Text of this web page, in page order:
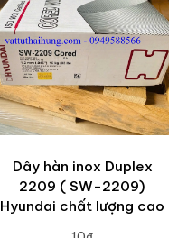
Dây hàn inox Duplex
2209 ( SW-2209)
Hyundai chất lượng cao